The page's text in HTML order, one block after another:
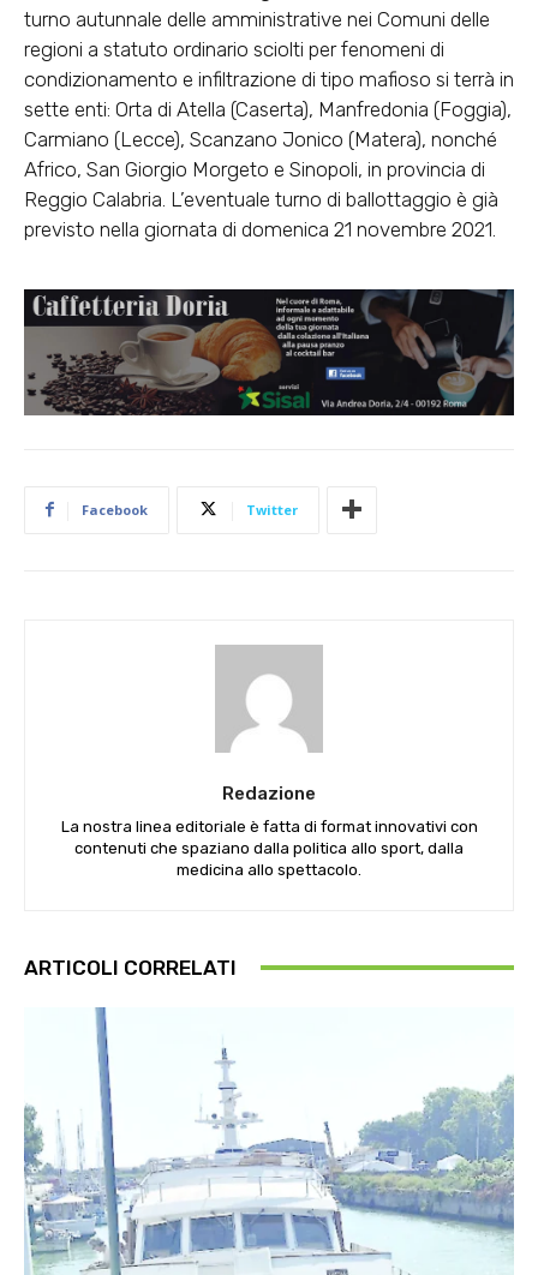
turno autunnale delle amministrative nei Comuni delle
regioni a statuto ordinario sciolti per fenomeni di
condizionamento e infiltrazione di tipo mafioso si terrà in
sette enti: Orta di Atella (Caserta), Manfredonia (Foggia),
Carmiano (Lecce), Scanzano Jonico (Matera), nonché
Africo, San Giorgio Morgeto e Sinopoli, in provincia di
Reggio Calabria. L’eventuale turno di ballottaggio è già
previsto nella giornata di domenica 21 novembre 2021.
Facebook Twitter
Redazione
La nostra linea editoriale è fatta di format innovativi con
contenuti che spaziano dalla politica allo sport, dalla
medicina allo spettacolo.
ARTICOLI CORRELATI